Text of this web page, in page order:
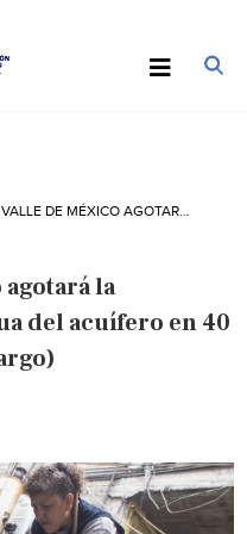
agotará la
del acuífero en 40